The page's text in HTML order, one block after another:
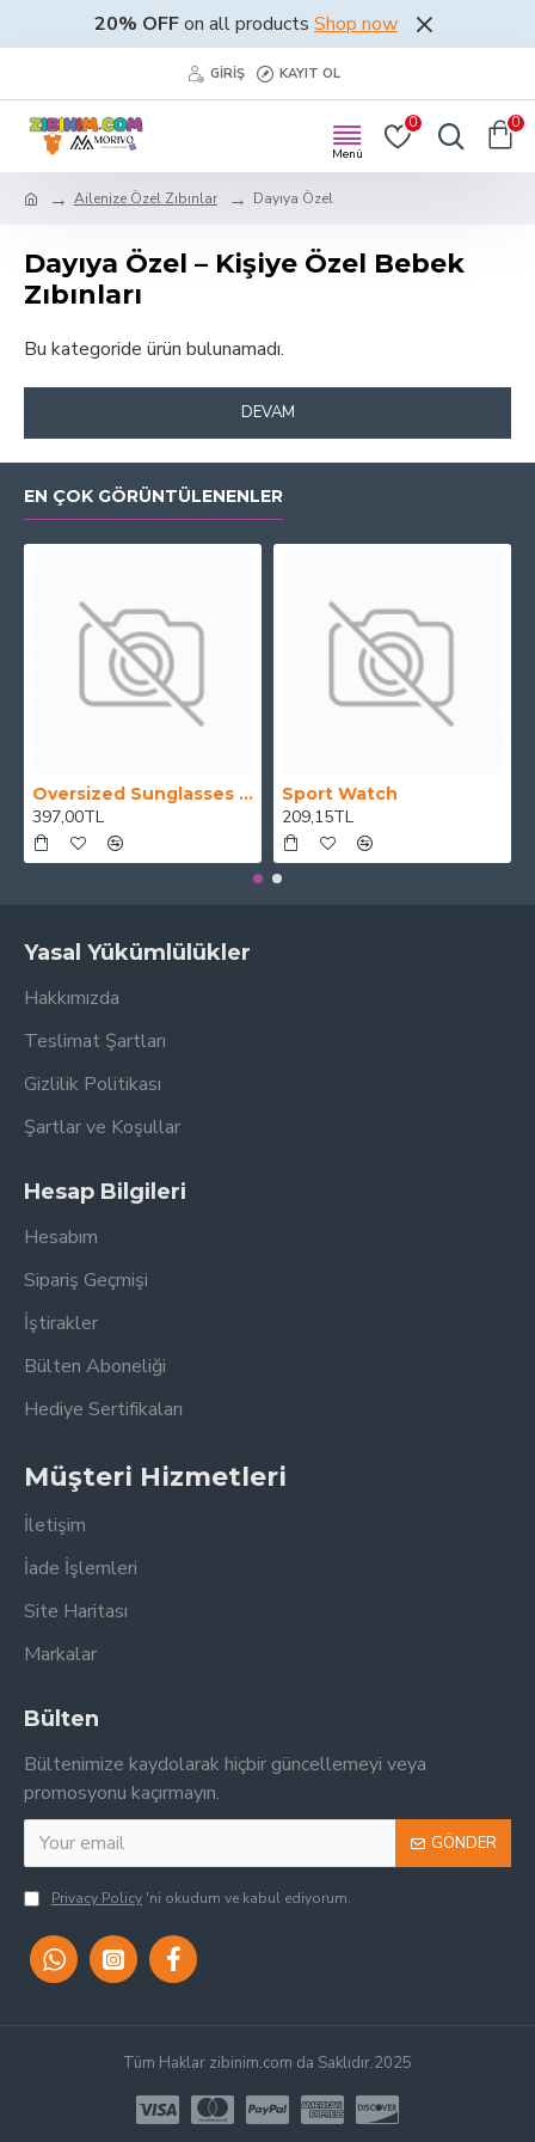
20% OFFon all products Shop now
GIRIŞ KAYIT OL
0 0
Ailenize Özel Zıbınlar Dayıya Özel
Dayıya Özel – Kişiye Özel Bebek
Zıbınları
Bu kategoride ürün bulunamadı.
DEVAM
EN ÇOK GÖRÜNTÜLENENLER
Oversized Sunglasses For Long Summer Days
397,00TL
Sport Watch
209,15TL
Yasal Yükümlülükler
Hakkımızda
Teslimat Şartları
Gizlilik Politikası
Şartlar ve Koşullar
Hesap Bilgileri
Hesabım
Sipariş Geçmişi
İştirakler
Bülten Aboneliği
Hediye Sertifikaları
Müşteri Hizmetleri
İletişim
İade İşlemleri
Site Haritası
Markalar
Bülten
Bültenimize kaydolarak hiçbir güncellemeyi veya
promosyonu kaçırmayın.
GÖNDER
Privacy Policy 'ni okudum ve kabul ediyorum.
Tüm Haklar zibinim.com da Saklıdır.2025